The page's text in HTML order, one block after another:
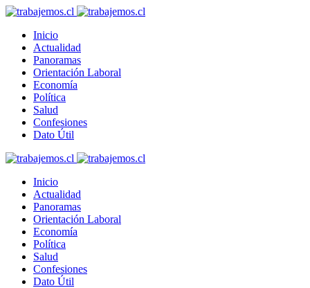
Inicio
Actualidad
Panoramas
Orientación Laboral
Economía
Política
Salud
Confesiones
Dato Útil
Inicio
Actualidad
Panoramas
Orientación Laboral
Economía
Política
Salud
Confesiones
Dato Útil